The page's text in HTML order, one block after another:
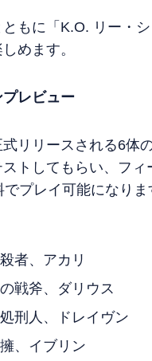
ともに「K.O. リー・
めます。
レビュー
式リリースされる6体
トしてもらい、フ
でプレイ可能になり
者、アカリ
戦斧、ダリウス
刑人、ドレイヴン
、イブリン